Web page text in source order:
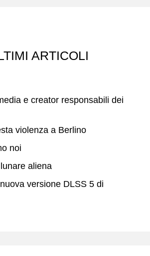
ARTICOLI
e creator responsabili dei
violenza a Berlino
noi
aliena
versione DLSS 5 di